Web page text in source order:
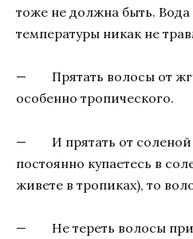
тоже не должна быть.
температуры никак не
— Прятать волосы от
особенно тропического.
— И прятать от соленой
постоянно купаетесь в
живете в тропиках), то
— Не тереть волосы при